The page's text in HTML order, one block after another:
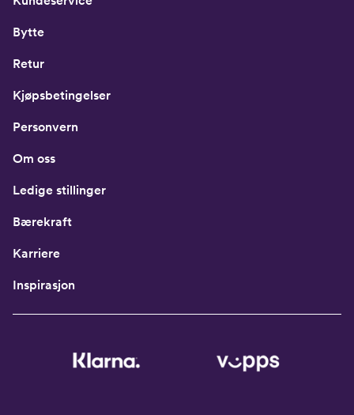
Bytte
Retur
Kjøpsbetingelser
Personvern
Om oss
Ledige stillinger
Bærekraft
Karriere
Inspirasjon